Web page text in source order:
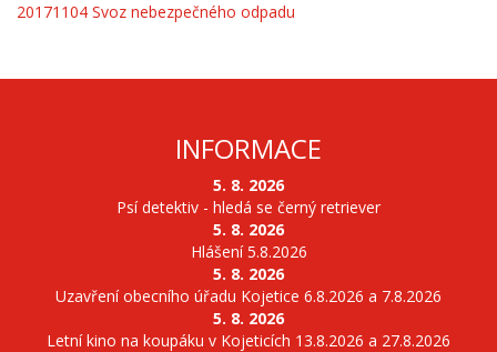
20171104 Svoz nebezpečného odpadu
INFORMACE
5. 8. 2026
Psí detektiv - hledá se černý retriever
5. 8. 2026
Hlášení 5.8.2026
5. 8. 2026
Uzavření obecního úřadu Kojetice 6.8.2026 a 7.8.2026
5. 8. 2026
Letní kino na koupáku v Kojeticích 13.8.2026 a 27.8.2026